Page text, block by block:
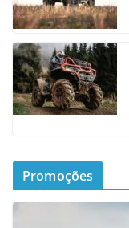
Promoções